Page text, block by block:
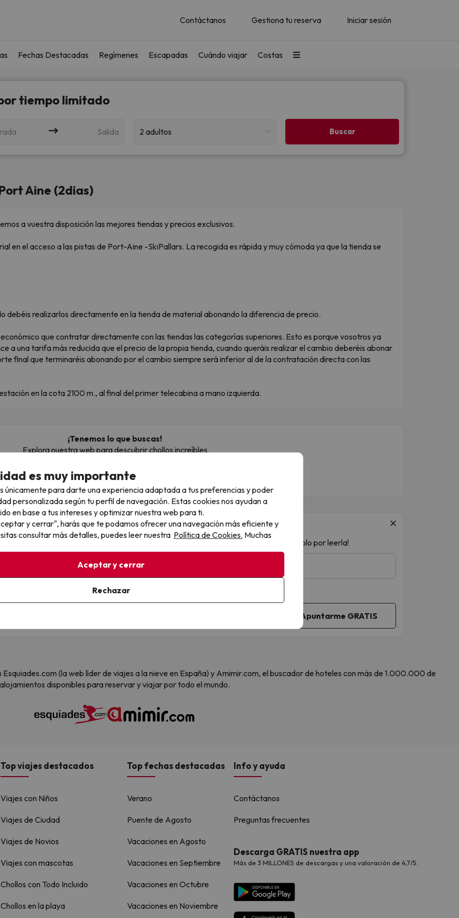
Contáctanos Gestiona tu reserva Iniciar sesión
Fechas Destacadas Regímenes Escapadas Cuándo viajar Costas
tiempo limitado
Salida 2 adultos
Aine (2dias)
a vuestra disposición las mejores tiendas y precios exclusivos.
en el acceso a las pistas de Port-Aine -SkiPallars. La recogida es rápida y muy cómoda ya que la tienda se
debéis realizarlos directamente en la tienda de material abonando la diferencia de precio.
que contratar directamente con las tiendas las categorías superiores. Esto es porque vosotros ya
a una tarifa más reducida que el precio de la propia tienda, cuando queráis realizar el cambio deberéis abonar
final que terminaréis abonando por el cambio siempre será inferior al de la contratación directa con las
en la cota 2100 m., al final del primer telecabina a mano izquierda.
¡Tenemos lo que buscas!
Explora nuestra web para descubrir chollos increíbles
Ver todos los chollos
de personas ya la reciben
a nuestra newsletter con los mejores chollos, trucos de viajes y ¡acceso a sorteos solo por leerla!
confirmas estar de acuerdo con laPolítica de Privacidad
(la web líder de viajes a la nieve en España) y Amimir.com, el buscador de hoteles con más de 1.000.000 de
alojamientos disponibles para reservar y viajar por todo el mundo.
Top viajes destacados
Viajes con Niños
Viajes de Ciudad
Viajes de Novios
Viajes con mascotas
Chollos con Todo Incluido
Chollos en la playa
Top fechas destacadas
Verano
Puente de Agosto
Vacaciones en Agosto
Vacaciones en Septiembre
Vacaciones en Octubre
Vacaciones en Noviembre
Info y ayuda
Contáctanos
Preguntas frecuentes
Descarga GRATIS nuestra app
Más de 3 MILLONES de descargas y una valoración de 4,7/5.
es muy importante
únicamente para darte una experiencia adaptada a tus preferencias y poder
personalizada según tu perfil de navegación. Estas cookies nos ayudan a
en base a tus intereses y optimizar nuestra web para ti.
y cerrar", harás que te podamos ofrecer una navegación más eficiente y
consultar más detalles, puedes leer nuestra Política de Cookies. Muchas
Aceptar y cerrar
Rechazar